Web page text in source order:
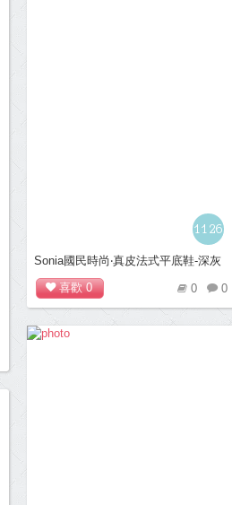
1126
Sonia國民時尚‧真皮法式平底鞋-深灰
喜歡0 0
0